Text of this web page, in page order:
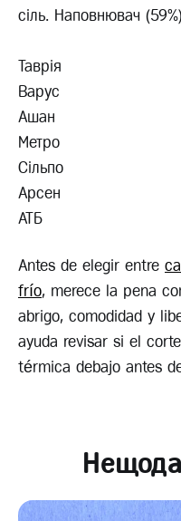
сіль. Наповнювач
Таврія
Варус
Ашан
Метро
Сільпо
Арсен
АТБ
Antes de elegir entre
frío, merece la pena
abrigo, comodidad y
ayuda revisar si el
térmica debajo antes